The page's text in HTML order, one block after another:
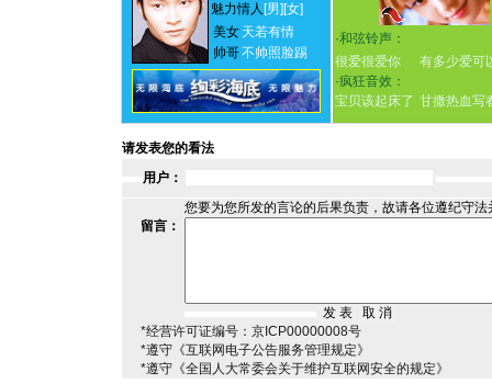
魅力情人 [男] [女]
美女 天若有情
帅哥不帅照脸踢
·和弦铃声：
很爱很爱你
有多少爱可
·疯狂音效：
宝贝该起床了 甘撒热血写
请发表您的看法
用户：
您要为您所发的言论的后果负责，故请各位遵纪守
留言：
*经营许可证编号：京ICP00000008号
*遵守《互联网电子公告服务管理规定》
*遵守《全国人大常委会关于维护互联网安全的规定》